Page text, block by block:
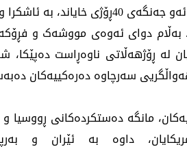
پەکین و مۆسکۆ، لە ماوەی ئەو جەنگەی
بەڵام دوای ئەوەی مووشەک و فڕۆکە
لە ڕۆژهەڵاتی ناوەڕاست ده‌پێكا،
سەرچاوە دەرەکییەکان
مانگە دەستکردەکانی ڕووسیا
داوە بە ئێران و